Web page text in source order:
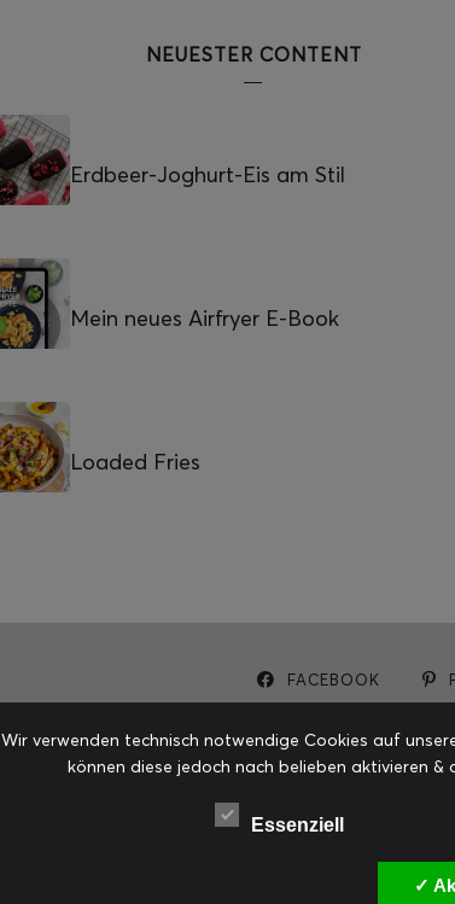
NEUESTER CONTENT
Erdbeer-Joghurt-Eis am Stil
Mein neues Airfryer E-Book
Loaded Fries
FACEBOOK
Wir verwenden technisch notwendige Cookies auf
können diese jedoch nach belieben aktivieren
Essenziell
✓